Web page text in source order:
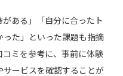
ある」「自分に合ったト
た」といった課題も指摘
ミを参考に、事前に体験
ービスを確認することが